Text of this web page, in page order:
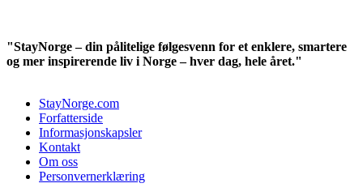
"StayNorge – din pålitelige følgesvenn for et enklere, smartere
og mer inspirerende liv i Norge – hver dag, hele året."
StayNorge.com
Forfatterside
Informasjonskapsler
Kontakt
Om oss
Personvernerklæring